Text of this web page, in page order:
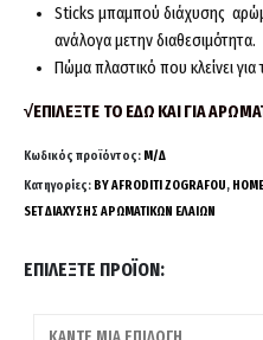
Sticks μπαμπού διάχυσης
ανάλογα μετην διαθεσιμότητα.
Πώμα πλαστικό που κλείνει
√ΕΠΙΛΕΞΤΕ ΤΟ ΕΔΩ ΚΑΙ ΓΙΑ
Κωδικός προϊόντος: Μ/Δ
Κατηγορίες: BY AFRODITI ZOGRAFOU,
SET ΔΙΑΧΥΣΗΣ ΑΡΩΜΑΤΙΚΩΝ ΕΛΑΙΩΝ
ΕΠΙΛΈΞΤΕ ΠΡΟΪΌΝ